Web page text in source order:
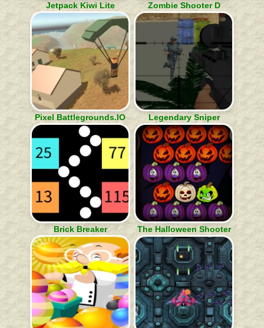
Jetpack Kiwi Lite Zombie Shooter D
Pixel Battlegrounds.IO Legendary Sniper
Brick Breaker The Halloween Shooter